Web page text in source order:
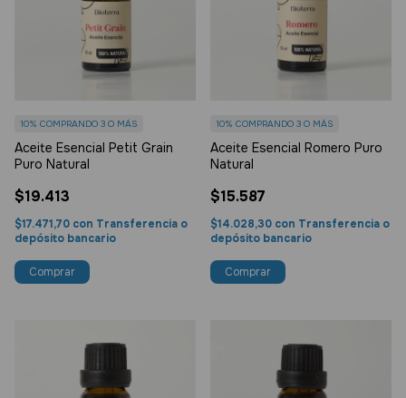
Aceite Esencial Petit Grain
Puro Natural
$19.413
10% COMPRANDO 3 O MÁS
$17.471,70 con Transferencia o
depósito bancario
Aceite Esencial Romero Puro
Natural
$15.587
10% COMPRANDO 3 O MÁS
$14.028,30 con Transferencia o
depósito bancario